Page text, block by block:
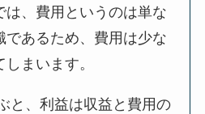
は、費用というのは単な
であるため、費用は少な
まいます。
と、利益は収益と費用の